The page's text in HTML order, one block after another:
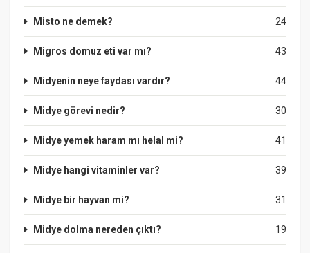
24
Misto ne demek?
43
Migros domuz eti var mı?
44
Midyenin neye faydası vardır?
30
Midye görevi nedir?
41
Midye yemek haram mı helal mi?
39
Midye hangi vitaminler var?
31
Midye bir hayvan mi?
19
Midye dolma nereden çıktı?